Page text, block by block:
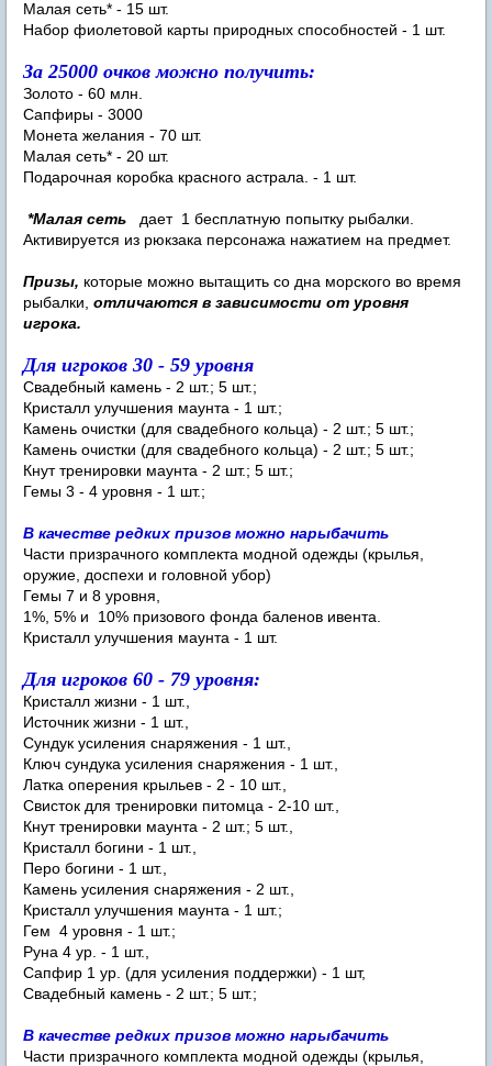
Малая сеть* - 15 шт.
Набор фиолетовой карты природных способностей - 1 шт.
За 25000 очков можно получить:
Золото - 60 млн.
Сапфиры - 3000
Монета желания - 70 шт.
Малая сеть* - 20 шт.
Подарочная коробка красного астрала. - 1 шт.
*Малая сеть дает 1 бесплатную попытку рыбалки.
Активируется из рюкзака персонажа нажатием на предмет.
Призы, которые можно вытащить со дна морского во время
рыбалки, отличаются в зависимости от уровня
игрока.
Для игроков 30 - 59 уровня
Свадебный камень - 2 шт.; 5 шт.;
Кристалл улучшения маунта - 1 шт.;
Камень очистки (для свадебного кольца) - 2 шт.; 5 шт.;
Камень очистки (для свадебного кольца) - 2 шт.; 5 шт.;
Кнут тренировки маунта - 2 шт.; 5 шт.;
Гемы 3 - 4 уровня - 1 шт.;
В качестве редких призов можно нарыбачить
Части призрачного комплекта модной одежды (крылья,
оружие, доспехи и головной убор)
Гемы 7 и 8 уровня,
1%, 5% и 10% призового фонда баленов ивента.
Кристалл улучшения маунта - 1 шт.
Для игроков 60 - 79 уровня:
Кристалл жизни - 1 шт.,
Источник жизни - 1 шт.,
Сундук усиления снаряжения - 1 шт.,
Ключ сундука усиления снаряжения - 1 шт.,
Латка оперения крыльев - 2 - 10 шт.,
Свисток для тренировки питомца - 2-10 шт.,
Кнут тренировки маунта - 2 шт.; 5 шт.,
Кристалл богини - 1 шт.,
Перо богини - 1 шт.,
Камень усиления снаряжения - 2 шт.,
Кристалл улучшения маунта - 1 шт.;
Гем 4 уровня - 1 шт.;
Руна 4 ур. - 1 шт.,
Сапфир 1 ур. (для усиления поддержки) - 1 шт,
Свадебный камень - 2 шт.; 5 шт.;
В качестве редких призов можно нарыбачить
Части призрачного комплекта модной одежды (крылья,